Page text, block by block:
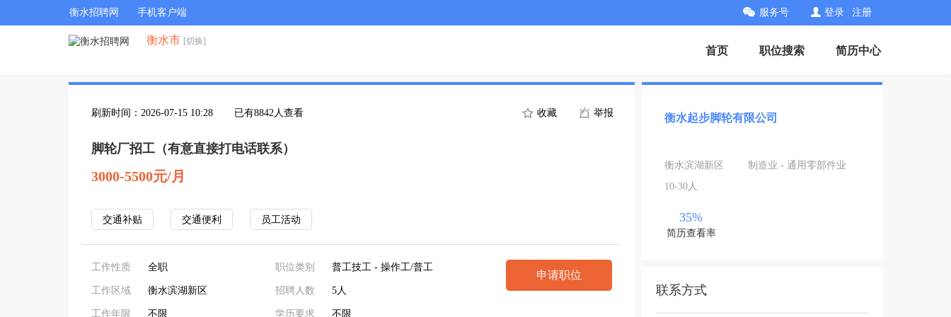
衡水招聘网 手机客户端 服务号 登录 注册
衡水市 [切换]
首页 职位搜索 简历中心
刷新时间：2026-07-15 10:28 已有8842人查看 收藏 举报
脚轮厂招工（有意直接打电话联系）
3000-5500元/月
交通补贴 交通便利 员工活动
工作性质 全职
工作区域 衡水滨湖新区
工作年限 不限
职位类别 普工技工 - 操作工/普工
招聘人数 5人
学历要求 不限
申请职位
衡水起步脚轮有限公司
衡水滨湖新区
制造业 - 通用零部件业
10-30人
35%
简历查看率
联系方式